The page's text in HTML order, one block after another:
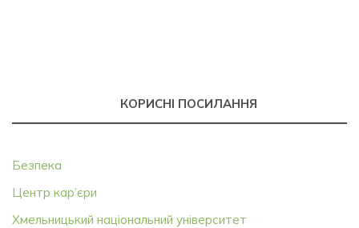
КОРИСНІ ПОСИЛАННЯ
Безпека
Центр кар’єри
Хмельницький національний університет